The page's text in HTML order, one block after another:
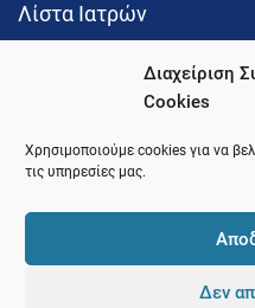
Διαχείριση
Cookies
Χρησιμοποιούμε cookies για να
τις υπηρεσίες μας.
Δεν
Λίστα Ιατρών
Social Media